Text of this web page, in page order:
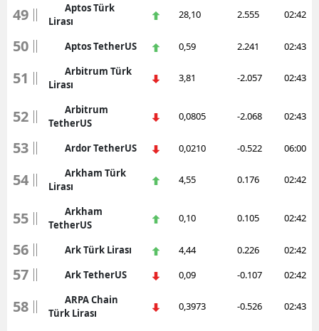
49
Aptos Türk
Lirası
28,10 2.555 02:42
50 Aptos TetherUS 0,59 2.241 02:43
51
Arbitrum Türk
Lirası
3,81 -2.057 02:43
52
Arbitrum
TetherUS
0,0805 -2.068 02:43
53 Ardor TetherUS 0,0210 -0.522 06:00
54
Arkham Türk
Lirası
4,55 0.176 02:42
55
Arkham
TetherUS
0,10 0.105 02:42
56 Ark Türk Lirası 4,44 0.226 02:42
57 Ark TetherUS 0,09 -0.107 02:42
58
ARPA Chain
Türk Lirası
0,3973 -0.526 02:43